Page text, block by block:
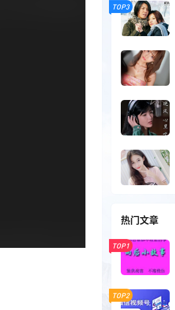
TOP3
热门文章
TOP1
TOP2